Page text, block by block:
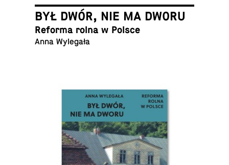
BYŁ DWÓR, NIE MA DWORU
Reforma rolna w Polsce
Anna Wylegała